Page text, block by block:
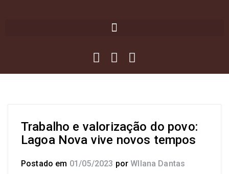
Trabalho e valorização do povo:
Lagoa Nova vive novos tempos
Postado em 01/05/2023 por Wllana Dantas